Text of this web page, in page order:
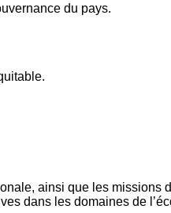
du pays.
ainsi que les missions
dans les domaines de